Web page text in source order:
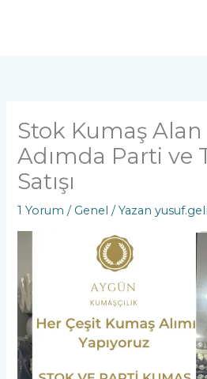
Stok Kumaş
Adımda Parti ve
Satışı
1 Yorum / Genel / Yazan